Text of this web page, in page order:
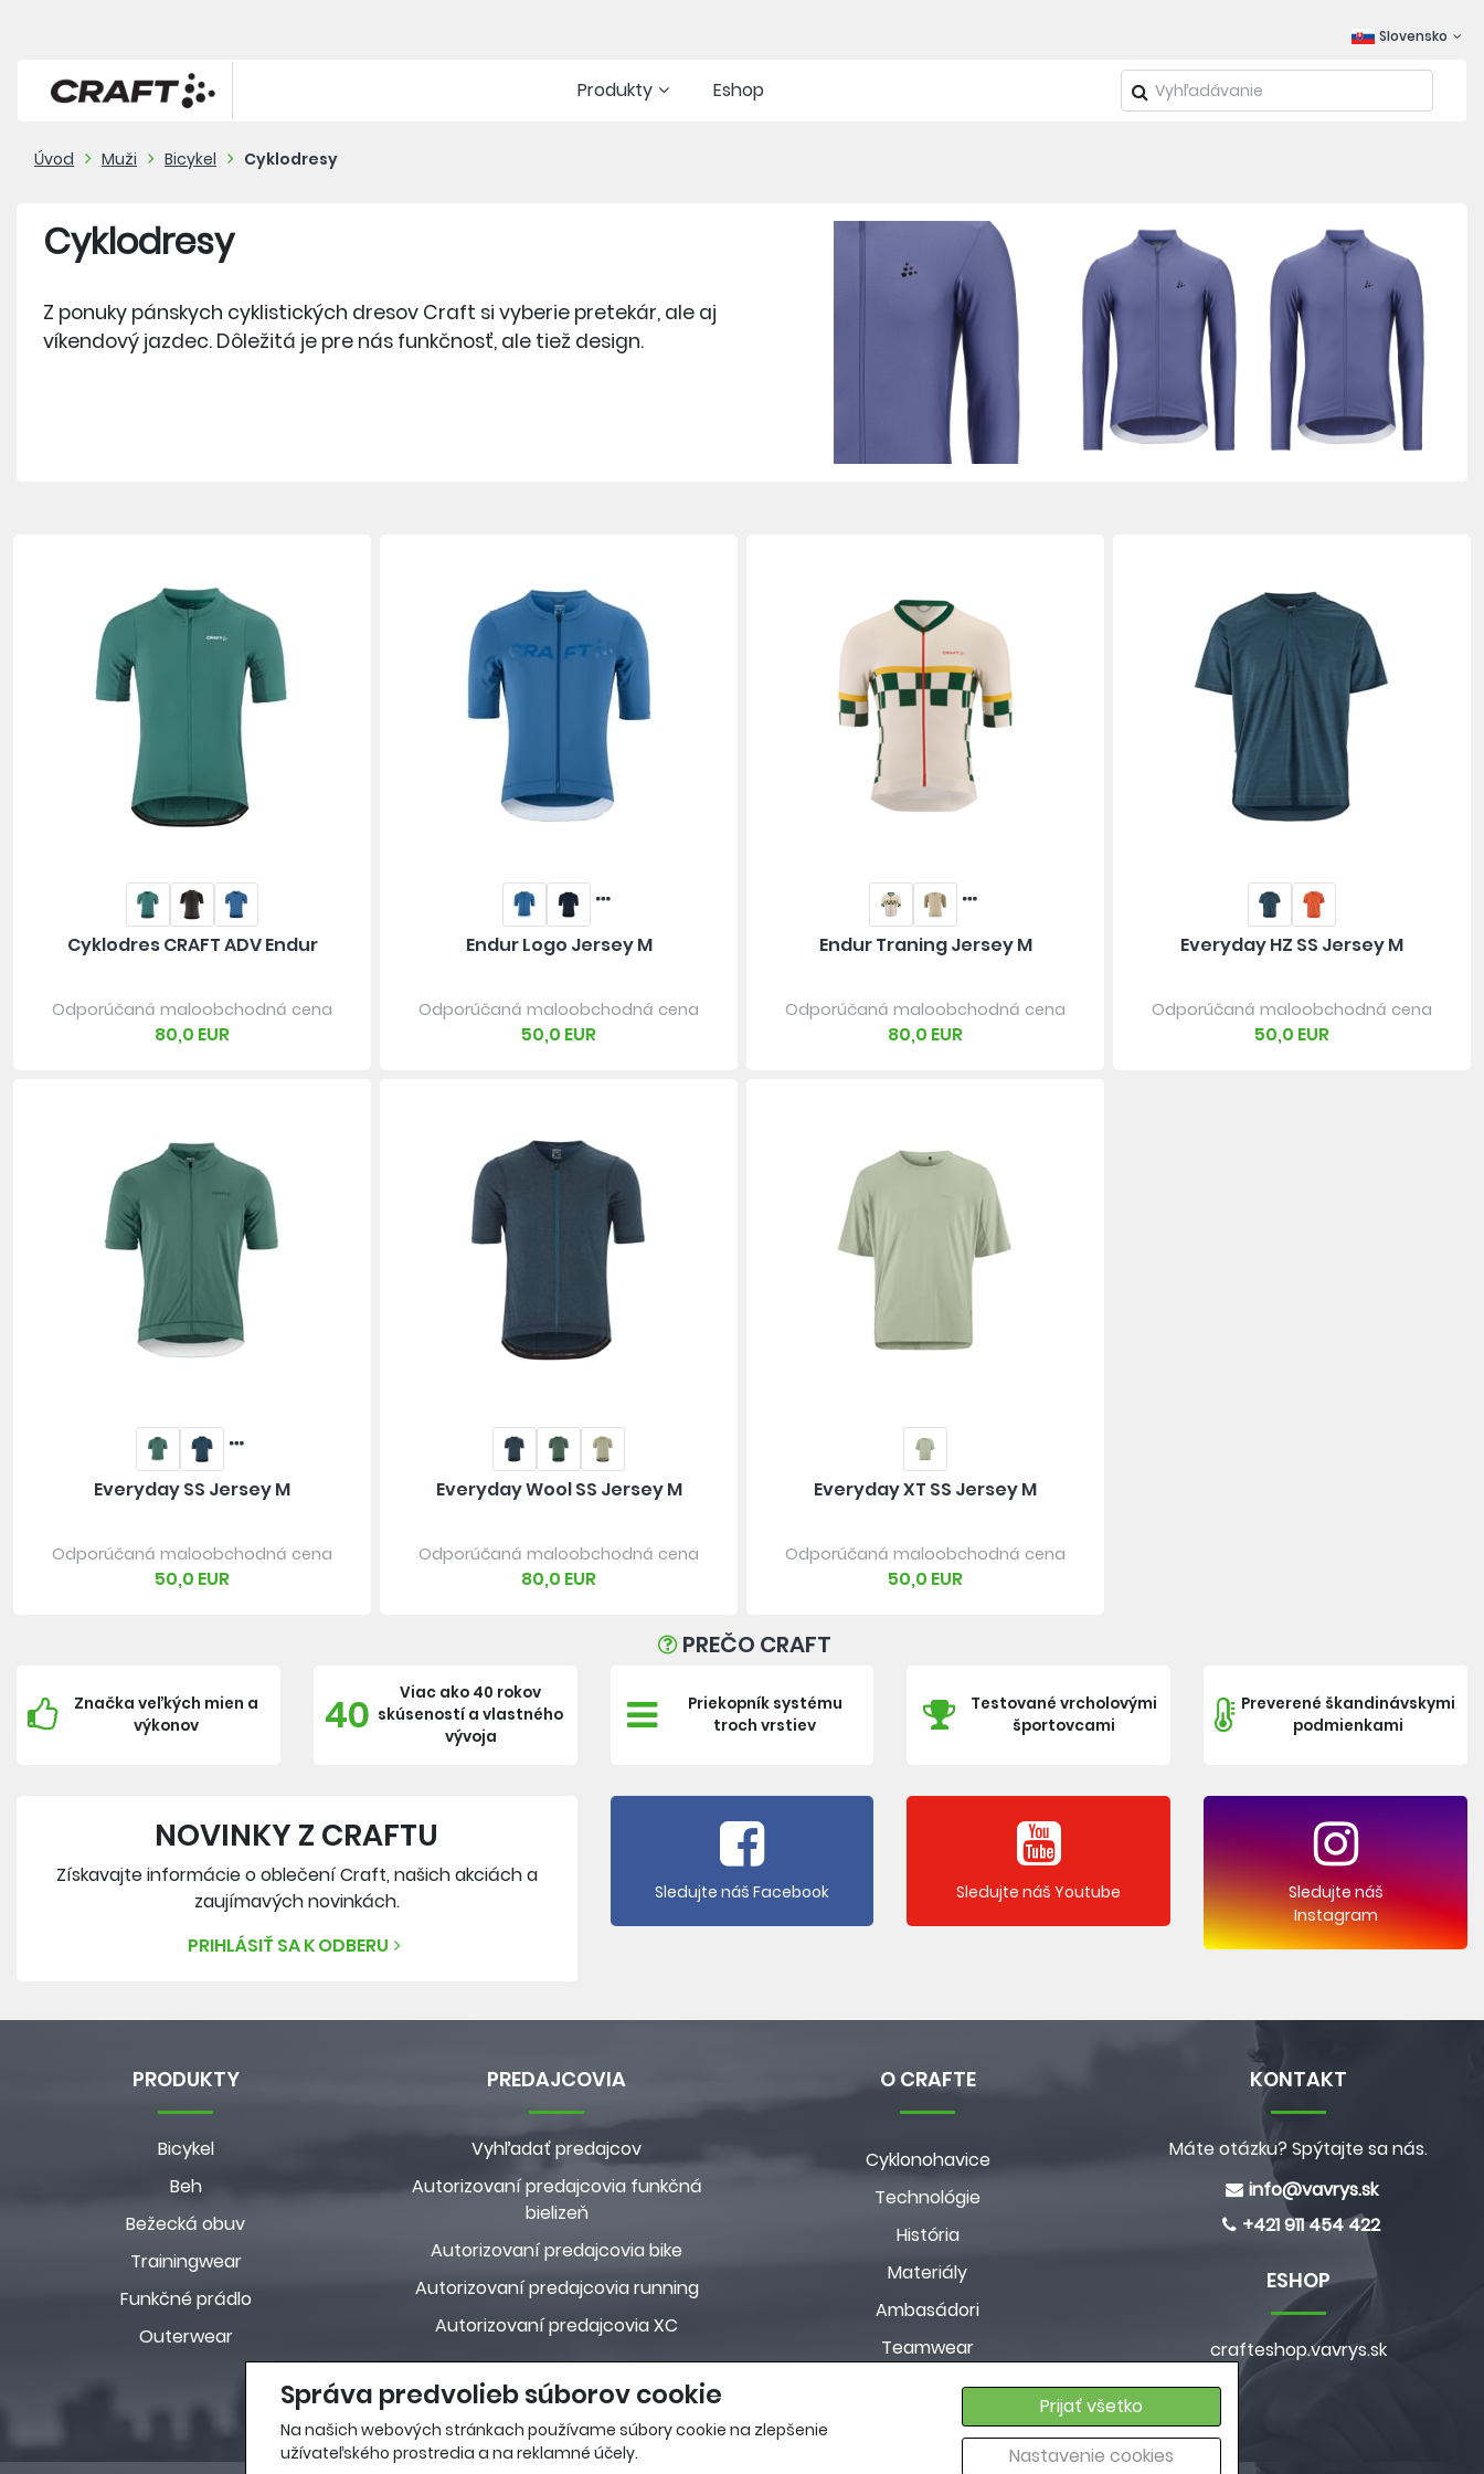
Správa predvolieb súborov cookie
Na našich webových stránkach používame súbory cookie na zlepšenie
užívateľského prostredia a na reklamné účely.
Prijať všetko
Nastavenie cookies
Slovensko
Produkty Eshop
Úvod Muži Bicykel Cyklodresy
Cyklodresy
Z ponuky pánskych cyklistických dresov Craft si vyberie pretekár, ale aj
víkendový jazdec. Dôležitá je pre nás funkčnosť, ale tiež design.
Cyklodres CRAFT ADV Endur
Odporúčaná maloobchodná cena
80,0 EUR
Endur Logo Jersey M
Odporúčaná maloobchodná cena
50,0 EUR
Endur Traning Jersey M
Odporúčaná maloobchodná cena
80,0 EUR
Everyday HZ SS Jersey M
Odporúčaná maloobchodná cena
50,0 EUR
Everyday SS Jersey M
Odporúčaná maloobchodná cena
50,0 EUR
Everyday Wool SS Jersey M
Odporúčaná maloobchodná cena
80,0 EUR
Everyday XT SS Jersey M
Odporúčaná maloobchodná cena
50,0 EUR
PREČO CRAFT
Značka veľkých mien a
výkonov
40
Viac ako 40 rokov
skúseností a vlastného
vývoja
Priekopník systému
troch vrstiev
Testované vrcholovými
športovcami
Preverené škandinávskymi
podmienkami
NOVINKY Z CRAFTU
Získavajte informácie o oblečení Craft, našich akciách a
zaujímavých novinkách.
PRIHLÁSIŤ SA K ODBERU
Sledujte náš Facebook Sledujte náš Youtube
Sledujte náš
Instagram
PRODUKTY
Bicykel
Beh
Bežecká obuv
Trainingwear
Funkčné prádlo
Outerwear
PREDAJCOVIA
Vyhľadať predajcov
Autorizovaní predajcovia funkčná
bielizeň
Autorizovaní predajcovia bike
Autorizovaní predajcovia running
Autorizovaní predajcovia XC
O CRAFTE
Cyklonohavice
Technológie
História
Materiály
Ambasádori
Teamwear
Custom kolekcia
Pravidlá ochrany osobných údajov
KONTAKT
Máte otázku? Spýtajte sa nás.
info@vavrys.sk
+421 911 454 422
ESHOP
crafteshop.vavrys.sk